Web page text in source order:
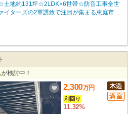
土地約131坪☆2LDK×6世帯☆防音工事全世
ターズの2軍誘致で注目が集まる恵庭市の
が検討中！
2,300万円
利回り
11.32%